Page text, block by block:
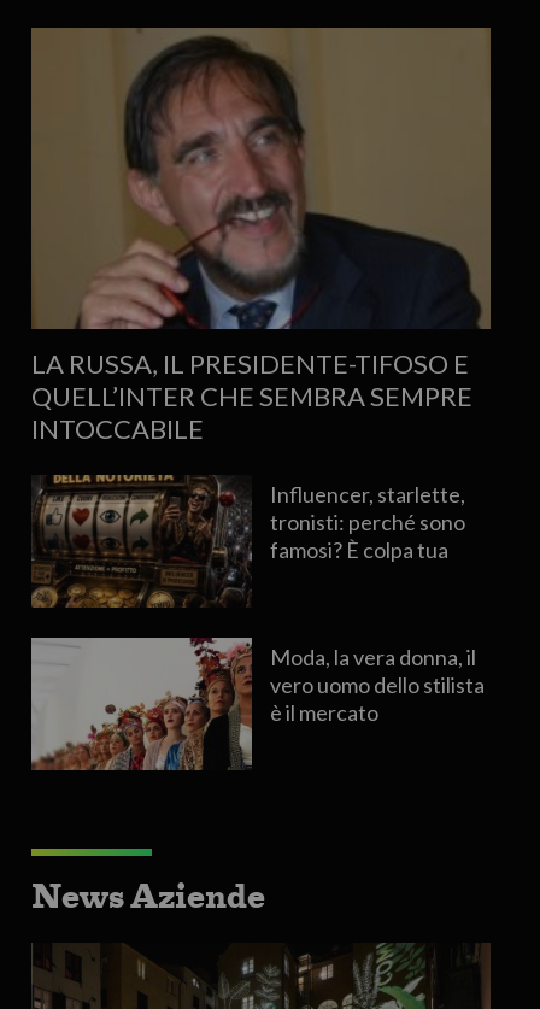
LA RUSSA, IL PRESIDENTE-TIFOSO E
QUELL’INTER CHE SEMBRA SEMPRE
INTOCCABILE
Influencer, starlette,
tronisti: perché sono
famosi? È colpa tua
Moda, la vera donna, il
vero uomo dello stilista
è il mercato
News Aziende